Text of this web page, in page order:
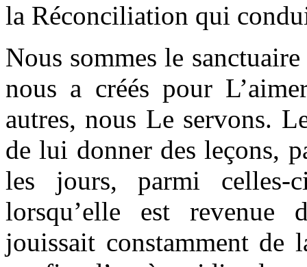
la Réconciliation qui
Nous sommes le
nous a créés pour
autres, nous Le servons.
de lui donner des leçons,
les jours, parmi
lorsqu’elle est revenue
jouissait constamment de